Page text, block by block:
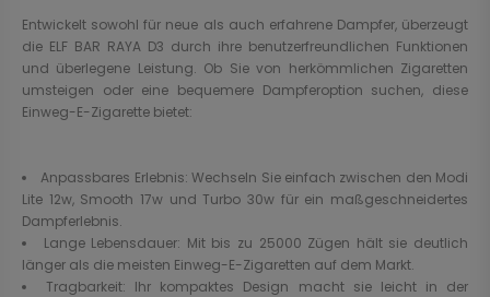
Entwickelt sowohl für neue als auch erfahrene Dampfer, überzeugt
die ELF BAR RAYA D3 durch ihre benutzerfreundlichen Funktionen
und überlegene Leistung. Ob Sie von herkömmlichen Zigaretten
umsteigen oder eine bequemere Dampferoption suchen, diese
Einweg-E-Zigarette bietet:
Anpassbares Erlebnis: Wechseln Sie einfach zwischen den Modi
Lite 12w, Smooth 17w und Turbo 30w für ein maßgeschneidertes
Dampferlebnis.
Lange Lebensdauer: Mit bis zu 25000 Zügen hält sie deutlich
länger als die meisten Einweg-E-Zigaretten auf dem Markt.
Tragbarkeit: Ihr kompaktes Design macht sie leicht in der